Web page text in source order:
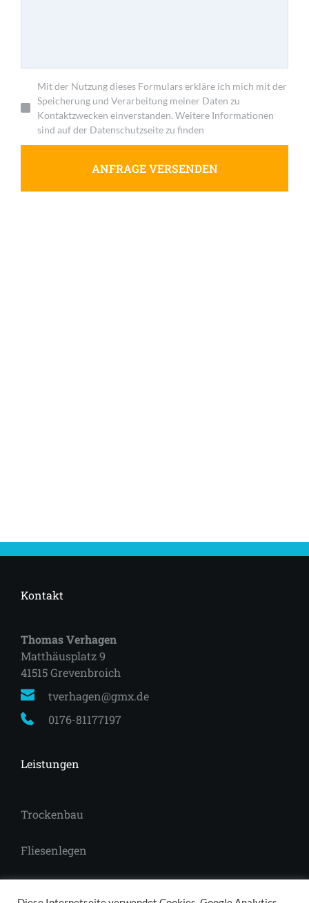
Mit der Nutzung dieses Formulars erkläre ich mich mit der
Speicherung und Verarbeitung meiner Daten zu
Kontaktzwecken einverstanden. Weitere Informationen
sind auf der Datenschutzseite zu finden
ANFRAGE VERSENDEN
Kontakt
Thomas Verhagen
Matthäusplatz 9
41515 Grevenbroich
tverhagen@gmx.de
0176-81177197
Leistungen
Trockenbau
Fliesenlegen